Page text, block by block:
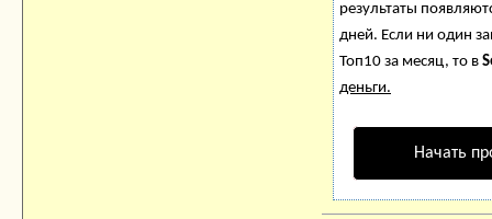
результаты
дней. Если ни один
Топ10 за месяц, то в
деньги.
Начать